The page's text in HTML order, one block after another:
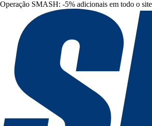
Operação SMASH: -5% adicionais em todo o